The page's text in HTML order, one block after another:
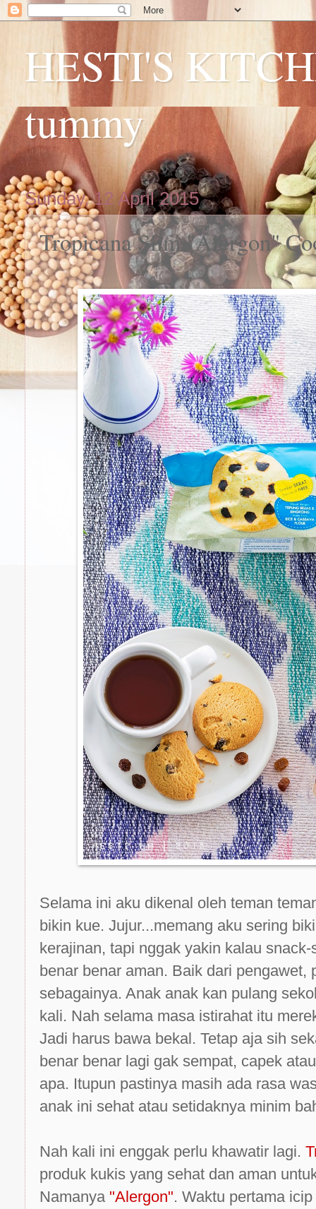
HESTI'S
tummy
Sunday, 12 April 2015
Tropicana Slim "Alergon"
Selama ini aku dikenal oleh teman
bikin kue. Jujur...memang aku sering
kerajinan, tapi nggak yakin kalau
benar benar aman. Baik dari pengawet,
sebagainya. Anak anak kan pulang
kali. Nah selama masa istirahat itu
Jadi harus bawa bekal. Tetap aja sih
benar benar lagi gak sempat, capek
apa. Itupun pastinya masih ada rasa
anak ini sehat atau setidaknya minim
Nah kali ini enggak perlu khawatir lagi.
produk kukis yang sehat dan aman
Namanya "Alergon". Waktu pertama